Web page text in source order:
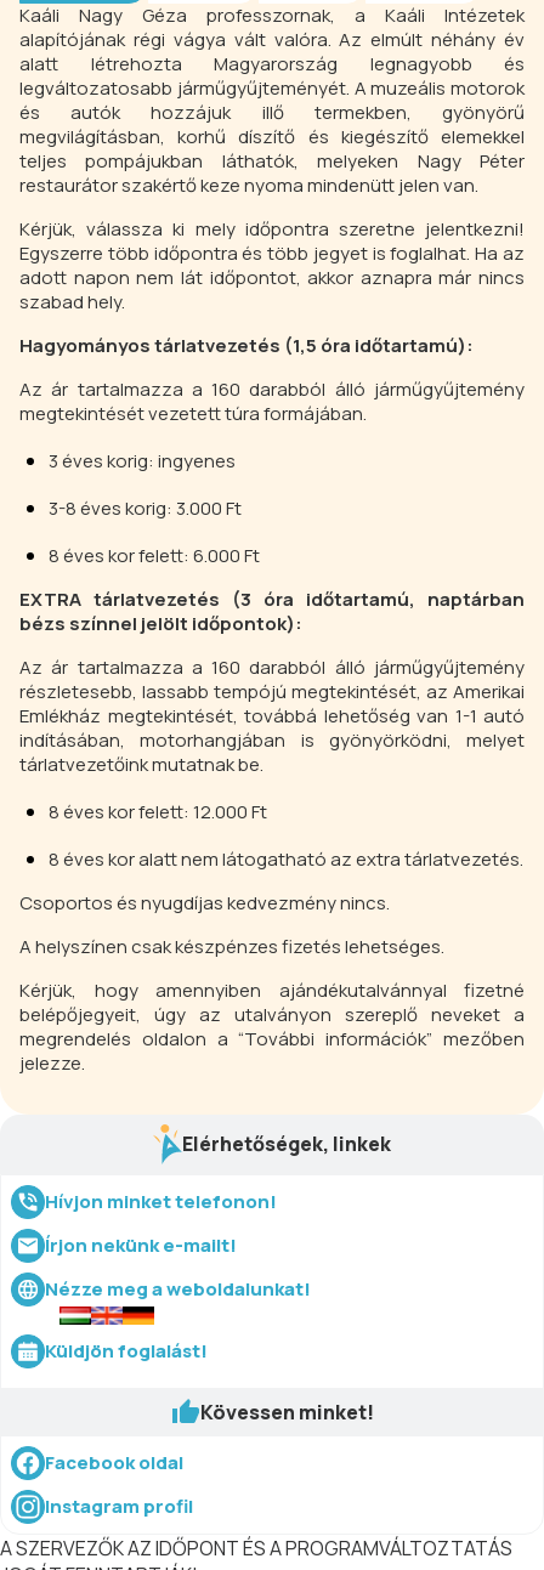
Kaáli Nagy Géza professzornak, a Kaáli Intézetek
alapítójának régi vágya vált valóra. Az elmúlt néhány év
alatt létrehozta Magyarország legnagyobb és
legváltozatosabb járműgyűjteményét. A muzeális motorok
és autók hozzájuk illő termekben, gyönyörű
megvilágításban, korhű díszítő és kiegészítő elemekkel
teljes pompájukban láthatók, melyeken Nagy Péter
restaurátor szakértő keze nyoma mindenütt jelen van.
Kérjük, válassza ki mely időpontra szeretne jelentkezni!
Egyszerre több időpontra és több jegyet is foglalhat. Ha az
adott napon nem lát időpontot, akkor aznapra már nincs
szabad hely.
Hagyományos tárlatvezetés (1,5 óra időtartamú):
Az ár tartalmazza a 160 darabból álló járműgyűjtemény
megtekintését vezetett túra formájában.
3 éves korig: ingyenes
3-8 éves korig: 3.000 Ft
8 éves kor felett: 6.000 Ft
EXTRA tárlatvezetés (3 óra időtartamú, naptárban
bézs színnel jelölt időpontok):
Az ár tartalmazza a 160 darabból álló járműgyűjtemény
részletesebb, lassabb tempójú megtekintését, az Amerikai
Emlékház megtekintését, továbbá lehetőség van 1-1 autó
indításában, motorhangjában is gyönyörködni, melyet
tárlatvezetőink mutatnak be.
8 éves kor felett: 12.000 Ft
8 éves kor alatt nem látogatható az extra tárlatvezetés.
Csoportos és nyugdíjas kedvezmény nincs.
A helyszínen csak készpénzes fizetés lehetséges.
Kérjük, hogy amennyiben ajándékutalvánnyal fizetné
belépőjegyeit, úgy az utalványon szereplő neveket a
megrendelés oldalon a “További információk” mezőben
jelezze.
Elérhetőségek, linkek
Hívjon minket telefonon!
Írjon nekünk e-mailt!
Nézze meg a weboldalunkat!
Küldjön foglalást!
Kövessen minket!
Facebook oldal
Instagram profil
A SZERVEZŐK AZ IDŐPONT ÉS A PROGRAMVÁLTOZTATÁS